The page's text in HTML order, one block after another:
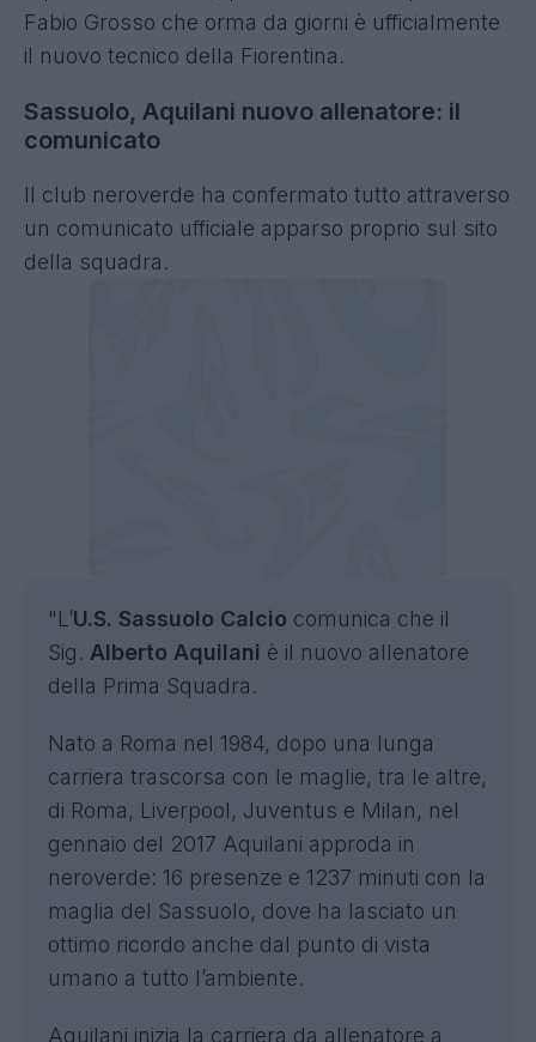
Fabio Grosso che orma da giorni è ufficialmente
il nuovo tecnico della Fiorentina.
Sassuolo, Aquilani nuovo allenatore: il
comunicato
Il club neroverde ha confermato tutto attraverso
un comunicato ufficiale apparso proprio sul sito
della squadra.
"L’U.S. Sassuolo Calcio comunica che il
Sig. Alberto Aquilani è il nuovo allenatore
della Prima Squadra.
Nato a Roma nel 1984, dopo una lunga
carriera trascorsa con le maglie, tra le altre,
di Roma, Liverpool, Juventus e Milan, nel
gennaio del 2017 Aquilani approda in
neroverde: 16 presenze e 1237 minuti con la
maglia del Sassuolo, dove ha lasciato un
ottimo ricordo anche dal punto di vista
umano a tutto l’ambiente.
Aquilani inizia la carriera da allenatore a